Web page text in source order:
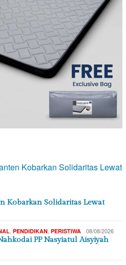
Kobarkan Solidaritas Lewat
PENDIDIKAN PERISTIWA 08/08/2026
PP Nasyiatul Aisyiyah